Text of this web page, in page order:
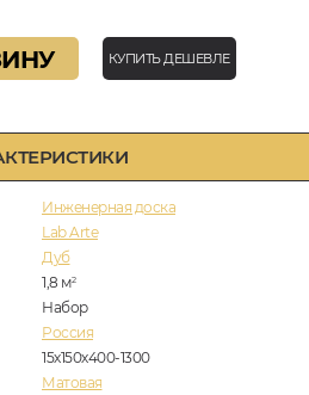
Инженерная доска
Lab Arte
Дуб
1,8 м2
Набор
Россия
15х150х400-1300
Матовая
КУПИТЬ ДЕШЕВЛЕ